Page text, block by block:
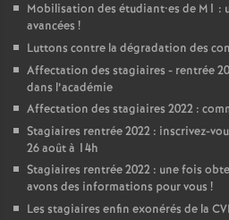
Mobilisation des étudiant•es de M1 :
avancées !
Luttons contre la dégradation des
Affectation des stagiaires - rentrée
dans l’académie
Affectation des stagiaires 2022 :
Stagiaires rentrée 2022 : inscrivez-
26 août à 14h
Stagiaires rentrée 2022 : une fois
avons des informations pour vous !
Les stagiaires enfin exonérés de la